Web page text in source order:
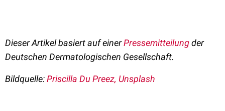
Dieser Artikel basiert auf einerPressemitteilungder
Deutschen Dermatologischen Gesellschaft.
Bildquelle:Priscilla Du Preez, Unsplash